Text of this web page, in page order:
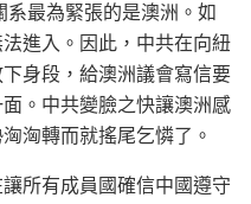
最為緊張的是澳洲。如
進入。因此，中共在向紐
身段，給澳洲議會寫信要
。中共變臉之快讓澳洲感
洶轉而就搖尾乞憐了。
所有成員國確信中國遵守